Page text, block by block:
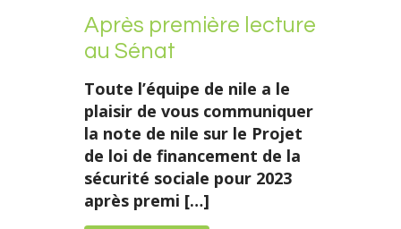
Après première lecture
au Sénat
Toute l’équipe de nile a le
plaisir de vous communiquer
la note de nile sur le Projet
de loi de financement de la
sécurité sociale pour 2023
après premi […]